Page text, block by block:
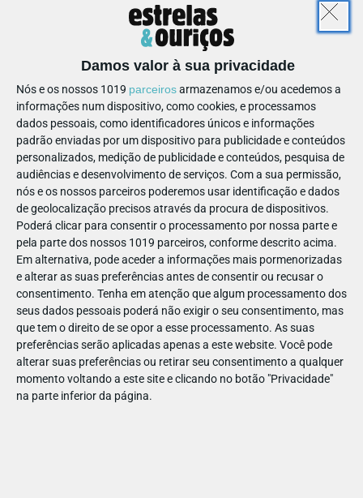
Damos valor à sua privacidade
Nós e os nossos 1019 parceirosarmazenamos e/ou acedemos a
informações num dispositivo, como cookies, e processamos
dados pessoais, como identificadores únicos e informações
padrão enviadas por um dispositivo para publicidade e conteúdos
personalizados, medição de publicidade e conteúdos, pesquisa de
audiências e desenvolvimento de serviços. Com a sua permissão,
nós e os nossos parceiros poderemos usar identificação e dados
de geolocalização precisos através da procura de dispositivos.
Poderá clicar para consentir o processamento por nossa parte e
pela parte dos nossos 1019 parceiros, conforme descrito acima.
Em alternativa, pode aceder a informações mais pormenorizadas
e alterar as suas preferências antes de consentir ou recusar o
consentimento. Tenha em atenção que algum processamento dos
seus dados pessoais poderá não exigir o seu consentimento, mas
que tem o direito de se opor a esse processamento. As suas
preferências serão aplicadas apenas a este website. Você pode
alterar suas preferências ou retirar seu consentimento a qualquer
momento voltando a este site e clicando no botão "Privacidade"
na parte inferior da página.
17
44165315065099